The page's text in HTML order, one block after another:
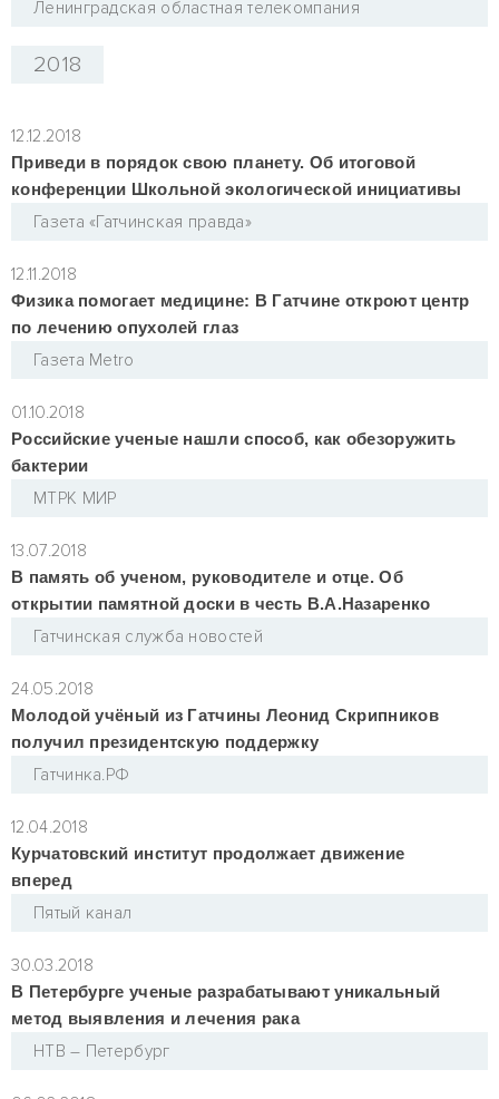
Ленинградская областная телекомпания
2018
12.12.2018
Приведи в порядок свою планету. Об итоговой
конференции Школьной экологической инициативы
Газета «Гатчинская правда»
12.11.2018
Физика помогает медицине: В Гатчине откроют центр
по лечению опухолей глаз
Газета Metro
01.10.2018
Российские ученые нашли способ, как обезоружить
бактерии
МТРК МИР
13.07.2018
В память об ученом, руководителе и отце. Об
открытии памятной доски в честь В.А.Назаренко
Гатчинская служба новостей
24.05.2018
Молодой учёный из Гатчины Леонид Скрипников
получил президентскую поддержку
Гатчинка.РФ
12.04.2018
Курчатовский институт продолжает движение
вперед
Пятый канал
30.03.2018
В Петербурге ученые разрабатывают уникальный
метод выявления и лечения рака
НТВ – Петербург